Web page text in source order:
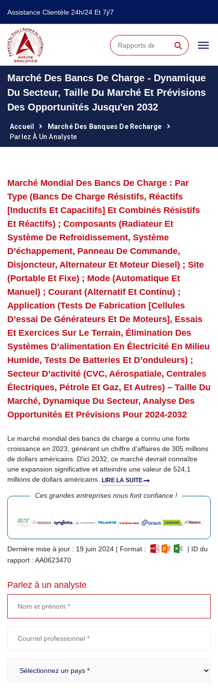
Assistance Clientèle 24h/24 Et 7j/7
⚲
Marché Des Bancs De Charge - Dynamique
Du Secteur, Taille Du Marché Et Prévisions
Des Opportunités Jusqu'en 2032
Accueil
Marché Des Banques De Recharge
Parlez À Un Analyste
Marché Mondial Des Bancs De Charge : Par
Type (bancs De Charge Résistifs, Réactifs
[inductifs Et Capacitifs] Et Combinés Résistifs
Et Réactifs) ; Composants (radiateur Et
Système De Refroidissement, Système
D’échappement, Panneau De Commande,
Disjoncteur, Alternateur Et Moteur Diesel) ; Site
(portable Et Fixe) ; Mode (automatique Et
Manuel) ; Courant (alternatif Et Continu) ;
Application (tests De Fabrication [cellules
D’essai De Générateurs Et De Moteurs], Essais
Et Exercices Sur Le Terrain, Élimination Des
Systèmes D’alimentation En Électricité En Milieu
Humide, Tests De Batteries Et D’onduleurs) ;
Secteur D’activité (CVC, Aérospatiale, Centrales
Électriques, Pétrole Et Gaz, Et Autres) – Taille Du
Marché, Dynamique Du Secteur, Analyse Des
Opportunités Et Prévisions Pour 2024-2032
Le marché mondial des bancs de charge a connu une forte
croissance en 2023, générant un chiffre d'affaires de 305 millions
de dollars américains. D'ici 2032, ce marché devrait connaître
une expansion significative et atteindre une valeur de 524,1
millions de dollars américains. LIRE LA SUITE
Ces grandes entreprises nous font confiance !
Dernière mise à jour : 19 juin 2024 | Format :
| ID du
rapport : AA0623470
Parlez à un analyste